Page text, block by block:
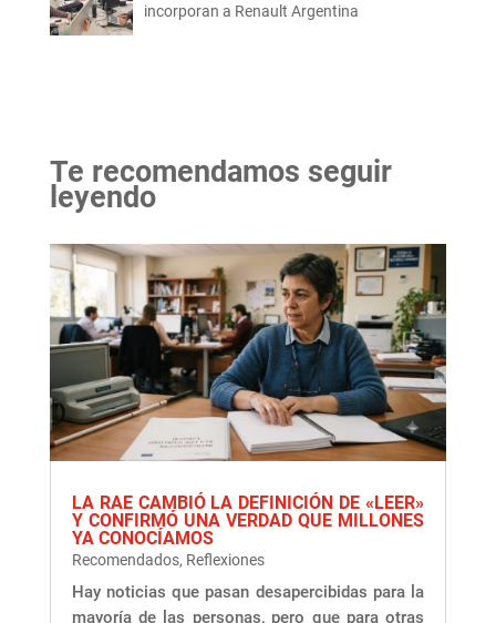
incorporan a Renault Argentina
Te recomendamos seguir
leyendo
LA RAE CAMBIÓ LA DEFINICIÓN DE «LEER»
Y CONFIRMÓ UNA VERDAD QUE MILLONES
YA CONOCÍAMOS
Recomendados, Reflexiones
Hay noticias que pasan desapercibidas para la
mayoría de las personas, pero que para otras